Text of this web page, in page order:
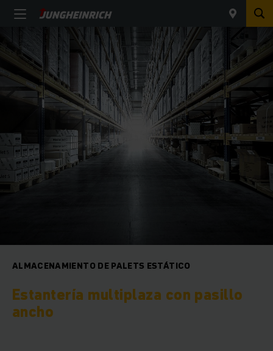
ALMACENAMIENTO DE PALETS ESTÁTICO
Estantería multiplaza con pasillo
ancho